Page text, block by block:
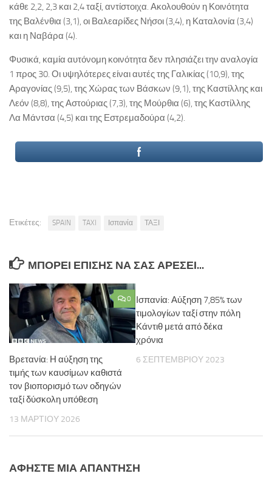
κάθε 2,2, 2,3 και 2,4 ταξί, αντίστοιχα. Ακολουθούν η Κοινότητα
της Βαλένθια (3,1), οι Βαλεαρίδες Νήσοι (3,4), η Καταλονία (3,4)
και η Ναβάρα (4).
Φυσικά, καμία αυτόνομη κοινότητα δεν πλησιάζει την αναλογία
1 προς 30. Οι υψηλότερες είναι αυτές της Γαλικίας (10,9), της
Αραγονίας (9,5), της Χώρας των Βάσκων (9,1), της Καστίλλης και
Λεόν (8,8), της Αστούριας (7,3), της Μούρθια (6), της Καστίλλης
Λα Μάντσα (4,5) και της Εστρεμαδούρα (4,2).
Ετικέτες: SPAIN TAXI Ισπανία ΤΑΞΙ
ΜΠΟΡΕΊ ΕΠΊΣΗΣ ΝΑ ΣΑΣ ΑΡΈΣΕΙ...
0
Βρετανία: Η αύξηση της
τιμής των καυσίμων καθιστά
τον βιοπορισμό των οδηγών
ταξί δύσκολη υπόθεση
13 ΜΑΡΤΊΟΥ 2026
Ισπανία: Αύξηση 7,85% των
τιμολογίων ταξί στην πόλη
Κάντιθ μετά από δέκα
χρόνια
6 ΣΕΠΤΕΜΒΡΊΟΥ 2023
ΑΦΉΣΤΕ ΜΙΑ ΑΠΆΝΤΗΣΗ